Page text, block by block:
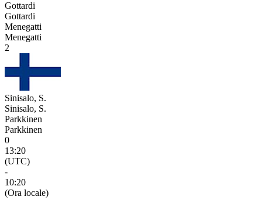
Gottardi
Gottardi
Menegatti
Menegatti
2
Sinisalo, S.
Sinisalo, S.
Parkkinen
Parkkinen
0
13:20
(UTC)
-
10:20
(Ora locale)